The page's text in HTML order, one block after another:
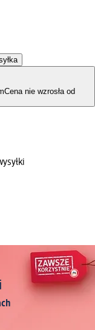
Cena nie wzrosła od